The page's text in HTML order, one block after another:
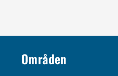
Områden